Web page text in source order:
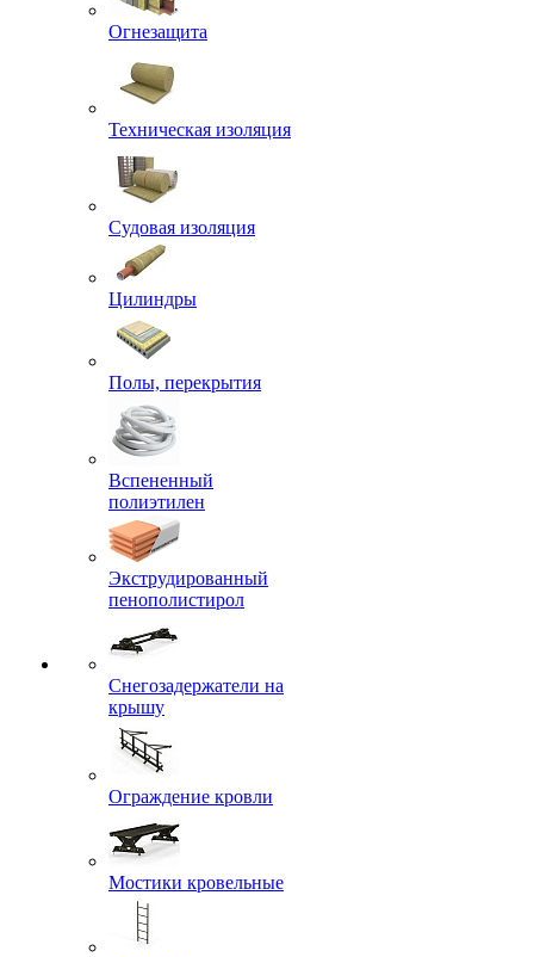
Огнезащита
Техническая изоляция
Судовая изоляция
Цилиндры
Полы, перекрытия
Вспененный
полиэтилен
Экструдированный
пенополистирол
Снегозадержатели на
крышу
Ограждение кровли
Мостики кровельные